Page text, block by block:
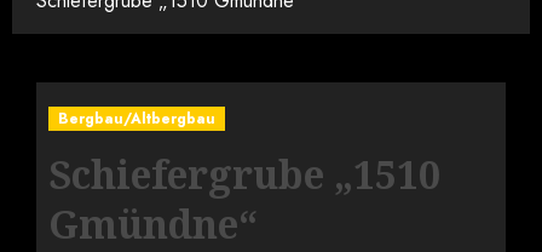
Bergbau/Altbergbau
Schiefergrube „1510
Gmündne“